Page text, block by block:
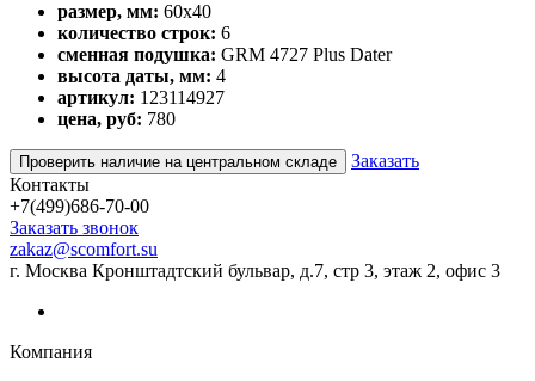
размер, мм: 60x40
количество строк: 6
сменная подушка: GRM 4727 Plus Dater
высота даты, мм: 4
артикул: 123114927
цена, руб: 780
Проверить наличие на центральном складе
Заказать
Контакты
+7(499)686-70-00
Заказать звонок
zakaz@scomfort.su
г. Москва Кронштадтский бульвар, д.7, стр 3, этаж 2, офис 3
Компания